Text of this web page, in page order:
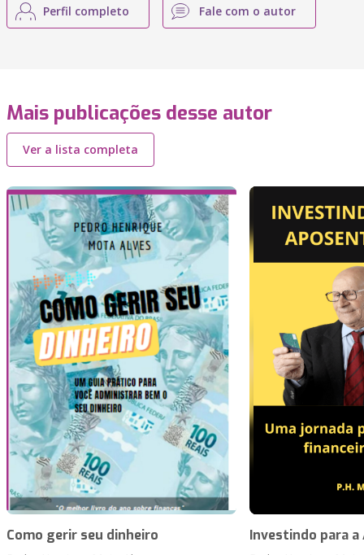
Perfil completo Fale com o autor
Mais publicações desse autor
Ver a lista completa
Como gerir seu dinheiro Investindo para